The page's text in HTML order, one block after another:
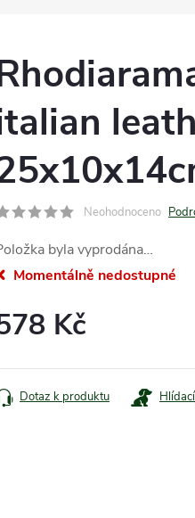
Neohodnoceno
byla vyprodána…
Momentálně nedostupné
Kč
Dotaz k produktu